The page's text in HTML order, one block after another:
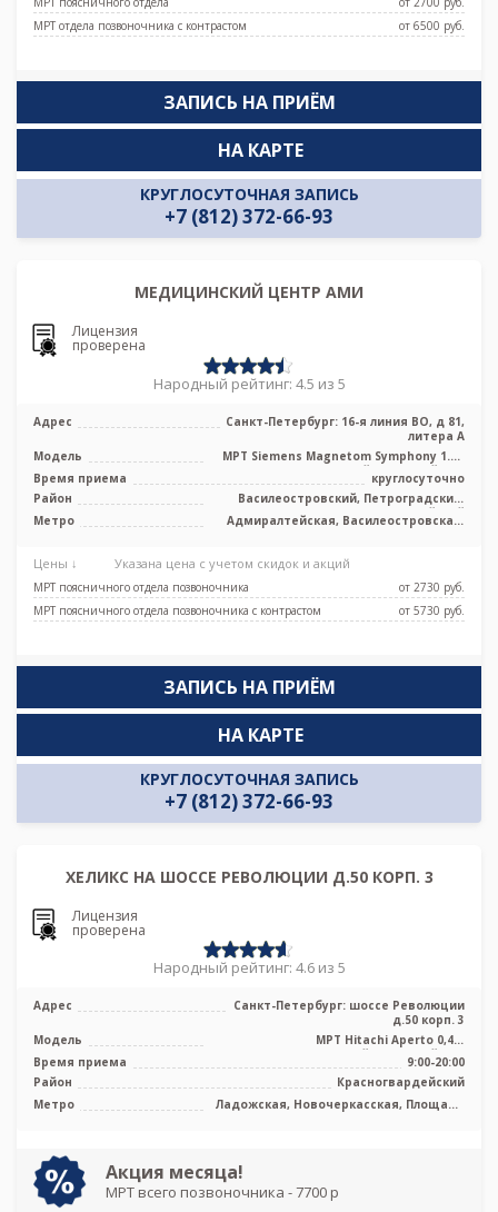
МРТ отдела позвоночника c контрастом
от 6500 pуб.
ЗАПИСЬ НА ПРИЁМ
КРУГЛОСУТОЧНАЯ ЗАПИСЬ
+7 (812) 372-66-93
НА КАРТЕ
МЕДИЦИНСКИЙ ЦЕНТР АМИ
Лицензия
проверена
Народный рейтинг: 4.5 из 5
Адрес
Санкт-Петербург: 16-я линия ВО, д 81,
литера А
Модель
МРТ Siemens Magnetom Symphony 1.5T
высокопольный закрытый тип
Время приема
круглосуточно
Район
Василеостровский, Петроградский,
Адмиралтейский
Метро
Адмиралтейская, Василеостровская,
Цены ↓ Указана цена с учетом скидок и акций
МРТ поясничного отдела позвоночника
от 2730 pуб.
МРТ поясничного отдела позвоночника с контрастом
от 5730 pуб.
ЗАПИСЬ НА ПРИЁМ
КРУГЛОСУТОЧНАЯ ЗАПИСЬ
+7 (812) 372-66-93
НА КАРТЕ
ХЕЛИКС НА ШОССЕ РЕВОЛЮЦИИ Д.50 КОРП. 3
Лицензия
проверена
Народный рейтинг: 4.6 из 5
Адрес
Санкт-Петербург: шоссе Революции
д.50 корп. 3
Модель
МРТ Hitachi Aperto 0,4 Т
среднепольный открытый тип
Время приема
9:00-20:00
Район
Красногвардейский
Метро
Ладожская, Новочеркасская, Площадь
Акция месяца!
МРТ всего позвоночника - 7700 р